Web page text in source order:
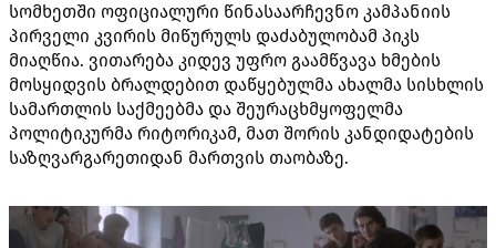
სომხეთში ოფიციალური წინასაარჩევნო კამპანიის
პირველი კვირის მიწურულს დაძაბულობამ პიკს
მიაღწია. ვითარება კიდევ უფრო გაამწვავა ხმების
მოსყიდვის ბრალდებით დაწყებულმა ახალმა სისხლის
სამართლის საქმეებმა და შეურაცხმყოფელმა
პოლიტიკურმა რიტორიკამ, მათ შორის კანდიდატების
საზღვარგარეთიდან მართვის თაობაზე.